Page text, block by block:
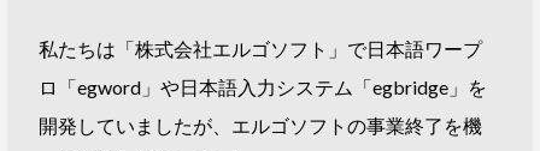
私たちは「株式会社エルゴソフト」で日本語ワープ
ロ「egword」や日本語入力システム「egbridge」を
開発していましたが、エルゴソフトの事業終了を機